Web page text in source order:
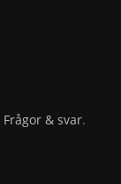
Frågor & svar.